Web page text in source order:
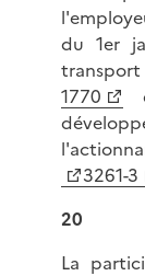
du 1er
1770
3261-3
20
La